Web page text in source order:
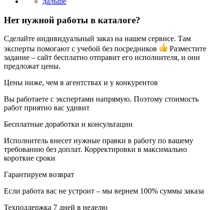
Нет нужной работы в каталоге?
Сделайте индивидуальный заказ на нашем сервисе. Там
эксперты помогают с учебой без посредников
Разместите
задание – сайт бесплатно отправит его исполнителя, и они
предложат цены.
Цены ниже, чем в агентствах и у конкурентов
Вы работаете с экспертами напрямую. Поэтому стоимость
работ приятно вас удивит
Бесплатные доработки и консультации
Исполнитель внесет нужные правки в работу по вашему
требованию без доплат. Корректировки в максимально
короткие сроки
Гарантируем возврат
Если работа вас не устроит – мы вернем 100% суммы заказа
Техподдержка 7 дней в неделю